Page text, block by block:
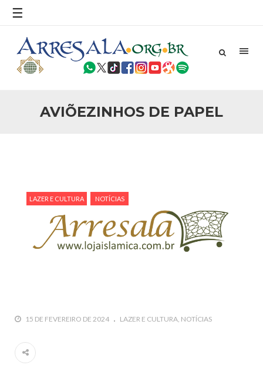
☰
AVIÕEZINHOS DE PAPEL
Conflito
Por: Ahmed Ismail Introdução O presente artigo resume as
principais considerações do autor sobre os atentados de 11
25 DE SETEMBRO DE 2010
5 DE NOVEMBRO DE 2013
Ano Novo Islâmico e Início de Muharam
Em nome de Deus, O Clemente, O Misericordioso! O Centro
Islâmico no Brasil parabeniza a nação islâmica pela chegada
no ano novo muçulmano de 1435 Hejrita. Desejamos a
todos os irmãos e irmãs um novo
Em nome de Deus, o Clemente, o Misericordioso! Diante da
(A.S.), conhecido por “Zein Al-Ábidin” (Formosura
LAZER E CULTURA NOTÍCIAS
15 DE FEVEREIRO DE 2024 LAZER E CULTURA NOTÍCIAS